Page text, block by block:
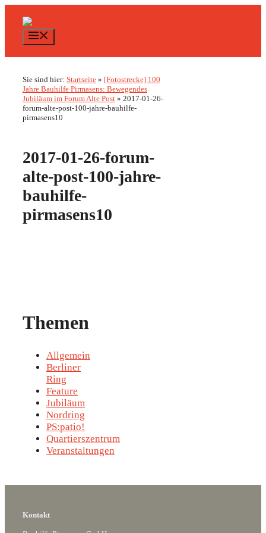
Inhalt
springen
Sie sind hier: Startseite » [Fotostrecke] 100
Jahre Bauhilfe Pirmasens: Bewegendes
Jubiläum im Forum Alte Post » 2017-01-26-
forum-alte-post-100-jahre-bauhilfe-
pirmasens10
2017-01-26-forum-
alte-post-100-jahre-
bauhilfe-
pirmasens10
Themen
Allgemein
Berliner
Ring
Feature
Jubiläum
Nordring
PS:patio!
Quartierszentrum
Veranstaltungen
Kontakt